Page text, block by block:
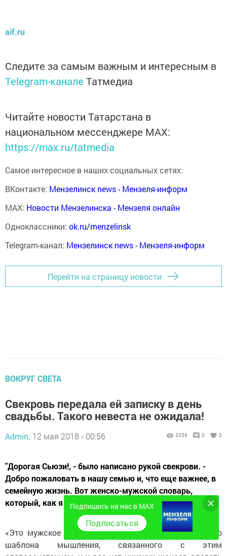
aif.ru
Следите за самым важным и интересным в
Telegram-канале Татмедиа
Читайте новости Татарстана в
национальном мессенджере MАХ:
https://max.ru/tatmedia
Самое интересное в наших социальных сетях:
ВКонтакте: Мензелинск news - Мензеля-информ
MAX: Новости Мензелинска - Мензеля онлайн
Одноклассники: ok.ru/menzelinsk
Telegram-канал: Мензелинск news - Мензеля-информ
Перейти на страницу новости
ВОКРУГ СВЕТА
Свекровь передала ей записку в день
свадьбы. Такого невеста не ожидала!
Admin, 12 мая 2018 - 00:56 3356 0 0
"Дорогая Сьюзи!, - было написано рукой свекрови. -
Добро пожаловать в нашу семью и, что еще важнее, в
семейную жизнь. Вот женско-мужской словарь,
который, как я думаю, поможет тебе."
«Это мужское дело». — Перевод: «Нет рационального
шаблона мышления, связанного с этим
Подпишись на нас в MAX
Подписаться